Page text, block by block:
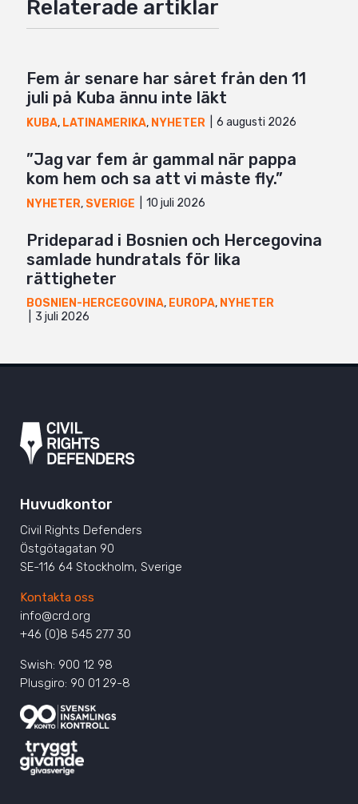
Mail
Relaterade artiklar
Fem år senare har såret från den 11
juli på Kuba ännu inte läkt
KUBA, LATINAMERIKA, NYHETER 6 augusti 2026
”Jag var fem år gammal när pappa
kom hem och sa att vi måste fly.”
NYHETER, SVERIGE 10 juli 2026
Prideparad i Bosnien och Hercegovina
samlade hundratals för lika
rättigheter
BOSNIEN-HERCEGOVINA, EUROPA, NYHETER
3 juli 2026
Huvudkontor
Civil Rights Defenders
Östgötagatan 90
SE-116 64 Stockholm, Sverige
Kontakta oss
info@crd.org
+46 (0)8 545 277 30
Swish: 900 12 98
Plusgiro: 90 01 29-8